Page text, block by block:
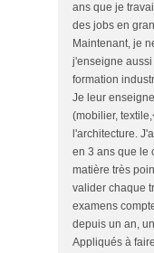
ans que je
des jobs en
Maintenant, je
j'enseigne
formation
Je leur
(mobilier,
l'architecture.
en 3 ans que le
matière très
valider chaque
examens
depuis un an,
Appliqués à